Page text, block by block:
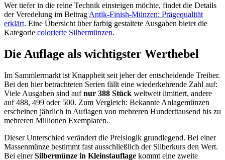
Wer tiefer in die reine Technik einsteigen möchte, findet die Details
der Veredelung im Beitrag Antik-Finish-Münzen: Prägequalität
erklärt. Eine Übersicht über farbig gestaltete Ausgaben bietet die
Kategorie colorierte Silbermünzen.
Die Auflage als wichtigster Werthebel
Im Sammlermarkt ist Knappheit seit jeher der entscheidende Treiber.
Bei den hier betrachteten Serien fällt eine wiederkehrende Zahl auf:
Viele Ausgaben sind aufnur 388 Stück weltweit limitiert, andere
auf 488, 499 oder 500. Zum Vergleich: Bekannte Anlagemünzen
erscheinen jährlich in Auflagen von mehreren Hunderttausend bis zu
mehreren Millionen Exemplaren.
Dieser Unterschied verändert die Preislogik grundlegend. Bei einer
Massenmünze bestimmt fast ausschließlich der Silberkurs den Wert.
Bei einerSilbermünze in Kleinstauflage kommt eine zweite